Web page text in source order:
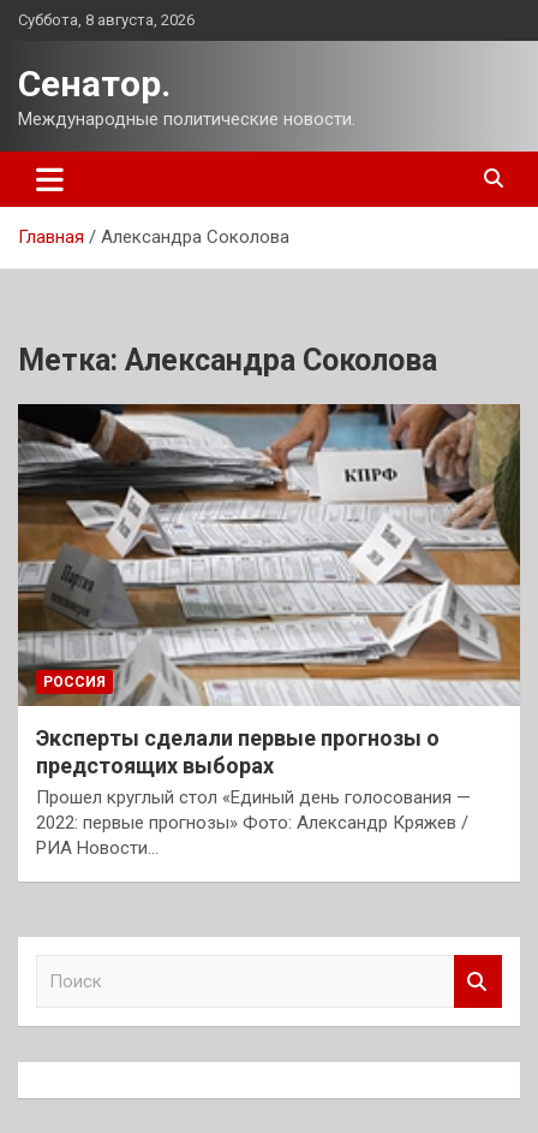
Перейти
Суббота, 8 августа, 2026
Сенатор.
Международные политические новости.
Главная Александра Соколова
Метка: Александра Соколова
РОССИЯ
Эксперты сделали первые прогнозы о
предстоящих выборах
Прошел круглый стол «Единый день голосования —
2022: первые прогнозы» Фото: Александр Кряжев /
РИА Новости…
к